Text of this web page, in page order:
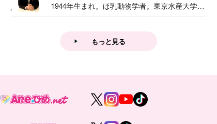
1944年生まれ。ほ乳動物学者。東京水産大学卒
もっと見る